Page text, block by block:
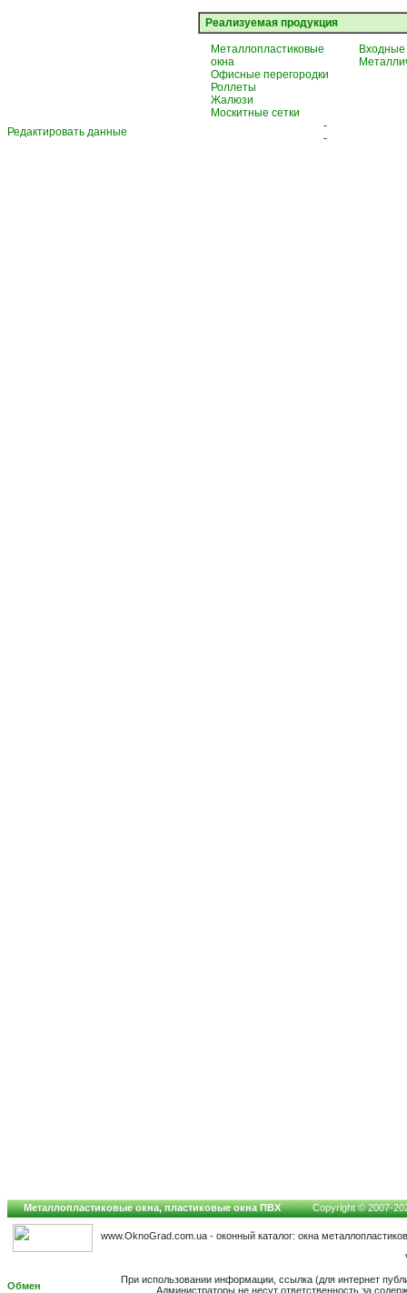
Реализуемая продукция
Металлопластиковые
окна
Офисные перегородки
Роллеты
Жалюзи
Москитные сетки
Входные
Редактировать данные
-
-
Металлопластиковые окна, пластиковые окна ПВХ Copyright © 2007-
www.OknoGrad.com.ua - оконный каталог: окна
При использовании информации, ссылка (для интернет
Администраторы не несут ответственность за
Обмен